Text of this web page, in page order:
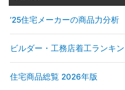
’25住宅メーカーの商品力分析
ビルダー・工務店着工ランキ
住宅商品総覧 2026年版